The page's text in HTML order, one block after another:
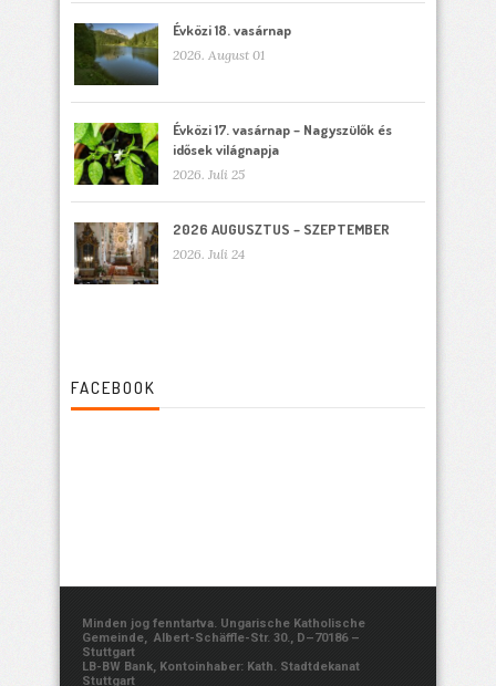
Évközi 18. vasárnap
2026. August 01
Évközi 17. vasárnap – Nagyszülők és
idősek világnapja
2026. Juli 25
2026 AUGUSZTUS – SZEPTEMBER
2026. Juli 24
FACEBOOK
Minden jog fenntartva. Ungarische Katholische
Gemeinde, Albert-Schäffle-Str. 30., D–70186 –
Stuttgart
LB-BW Bank, Kontoinhaber: Kath. Stadtdekanat
Stuttgart